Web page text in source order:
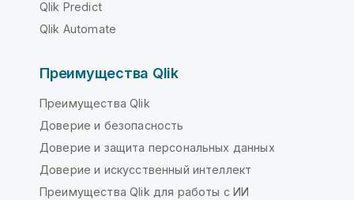
Qlik Predict
Qlik Automate
Преимущества Qlik
Преимущества Qlik
Доверие и безопасность
Доверие и защита персональных данных
Доверие и искусственный интеллект
Преимущества Qlik для работы с ИИ